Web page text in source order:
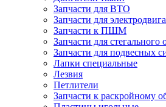
Запчасти для ВТО
Запчасти для
Запчасти к ПШМ
Запчасти для стегального
Запчасти для подвесных
Лапки специальные
Лезвия
Петлители
Запчасти к раскройному